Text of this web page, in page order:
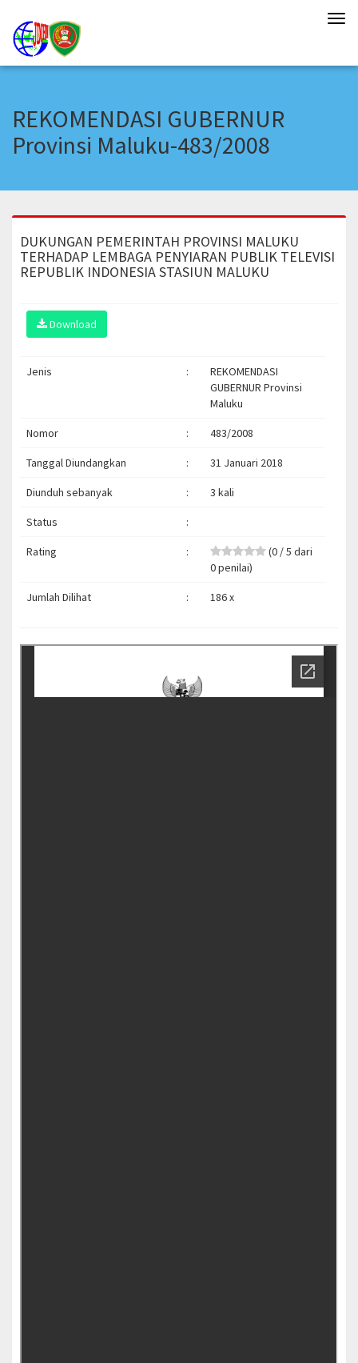
REKOMENDASI GUBERNUR
Provinsi Maluku-483/2008
DUKUNGAN PEMERINTAH PROVINSI MALUKU
TERHADAP LEMBAGA PENYIARAN PUBLIK TELEVISI
REPUBLIK INDONESIA STASIUN MALUKU
Download
Jenis :
REKOMENDASI
GUBERNUR Provinsi
Maluku
Nomor : 483/2008
Tanggal Diundangkan : 31 Januari 2018
Diunduh sebanyak : 3 kali
Status :
Rating :
(0 / 5 dari
0 penilai)
Jumlah Dilihat : 186 x